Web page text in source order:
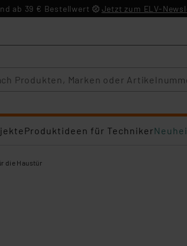
ab 39 € Bestellwert Jetzt zum ELV-
Produktideen für Techniker
die Haustür